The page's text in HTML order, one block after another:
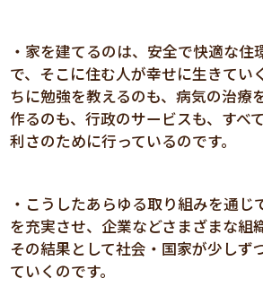
・家を建てるのは、安全で快適な住
で、そこに住む人が幸せに生きてい
ちに勉強を教えるのも、病気の治療
作るのも、行政のサービスも、すべ
利さのために行っているのです。
・こうしたあらゆる取り組みを通じ
を充実させ、企業などさまざまな組
その結果として社会・国家が少しず
ていくのです。